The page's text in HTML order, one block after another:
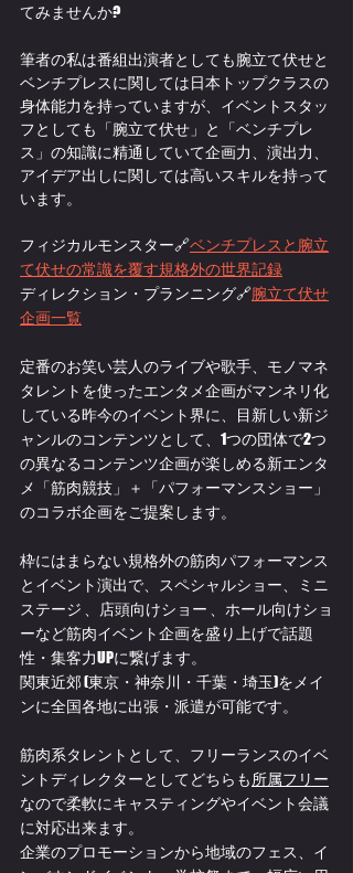
てみませんか?
筆者の私は番組出演者としても腕立て伏せと
ベンチプレスに関しては日本トップクラスの
身体能力を持っていますが、イベントスタッ
フとしても「腕立て伏せ」と「ベンチプレ
ス」の知識に精通していて企画力、演出力、
アイデア出しに関しては高いスキルを持って
います。
フィジカルモンスター🔗ベンチプレスと腕立
て伏せの常識を覆す規格外の世界記録
ディレクション・プランニング🔗腕立て伏せ
企画一覧
定番のお笑い芸人のライブや歌手、モノマネ
タレントを使ったエンタメ企画がマンネリ化
している昨今のイベント界に、目新しい新ジ
ャンルのコンテンツとして、1つの団体で2つ
の異なるコンテンツ企画が楽しめる新エンタ
メ「筋肉競技」＋「パフォーマンスショー」
のコラボ企画をご提案します。
枠にはまらない規格外の筋肉パフォーマンス
とイベント演出で、スペシャルショー、ミニ
ステージ 、店頭向けショー 、ホール向けショ
ーなど筋肉イベント企画を盛り上げで話題
性・集客力UPに繋げます。
関東近郊 (東京・神奈川・千葉・埼玉)をメイ
ンに全国各地に出張・派遣が可能です。
筋肉系タレントとして、フリーランスのイベ
ントディレクターとしてどちらも所属フリー
なので柔軟にキャスティングやイベント会議
に対応出来ます。
企業のプロモーションから地域のフェス、イ